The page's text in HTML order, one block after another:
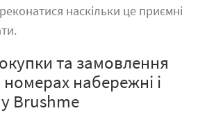
наскільки це приємні
та замовлення
набережні і
Brushme